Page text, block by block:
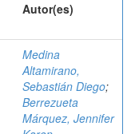
Autor(es)
Medina
Altamirano,
Sebastián Diego;
Berrezueta
Márquez, Jennifer